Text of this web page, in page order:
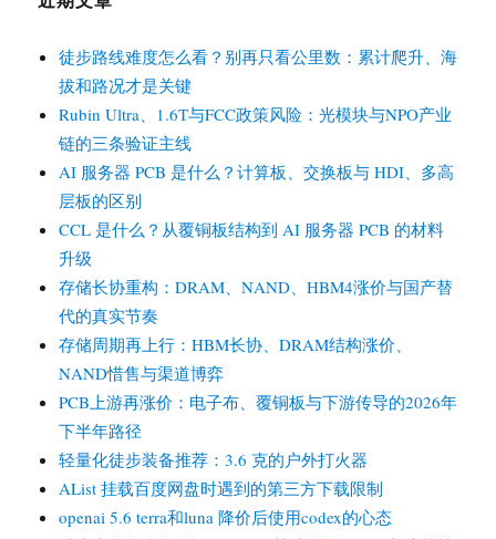
徒步路线难度怎么看？别再只看公里数：累计爬升、海
拔和路况才是关键
Rubin Ultra、1.6T与FCC政策风险：光模块与NPO产业
链的三条验证主线
AI 服务器 PCB 是什么？计算板、交换板与 HDI、多高
层板的区别
CCL 是什么？从覆铜板结构到 AI 服务器 PCB 的材料
升级
存储长协重构：DRAM、NAND、HBM4涨价与国产替
代的真实节奏
存储周期再上行：HBM长协、DRAM结构涨价、
NAND惜售与渠道博弈
PCB上游再涨价：电子布、覆铜板与下游传导的2026年
下半年路径
轻量化徒步装备推荐：3.6 克的户外打火器
AList 挂载百度网盘时遇到的第三方下载限制
openai 5.6 terra和luna 降价后使用codex的心态